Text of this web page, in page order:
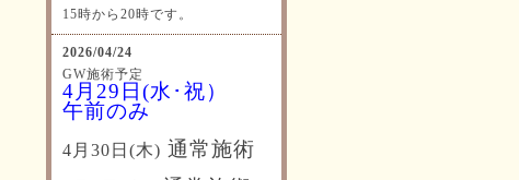
15時から20時です。
2026/04/24
GW施術予定
4月29日(水･祝）
午前のみ
4月30日(木) 通常施術